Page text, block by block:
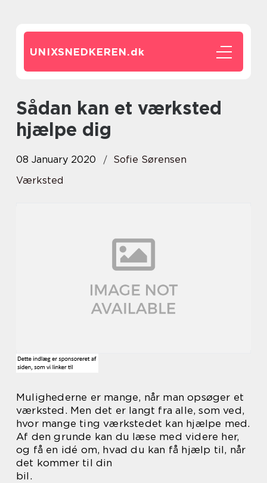
UNIXSNEDKEREN.dk
Sådan kan et værksted
hjælpe dig
08 January 2020
Sofie Sørensen
Værksted
Mulighederne er mange, når man opsøger et
værksted. Men det er langt fra alle, som ved,
hvor mange ting værkstedet kan hjælpe med.
Af den grunde kan du læse med videre her,
og få en idé om, hvad du kan få hjælp til, når
det kommer til din
bil.